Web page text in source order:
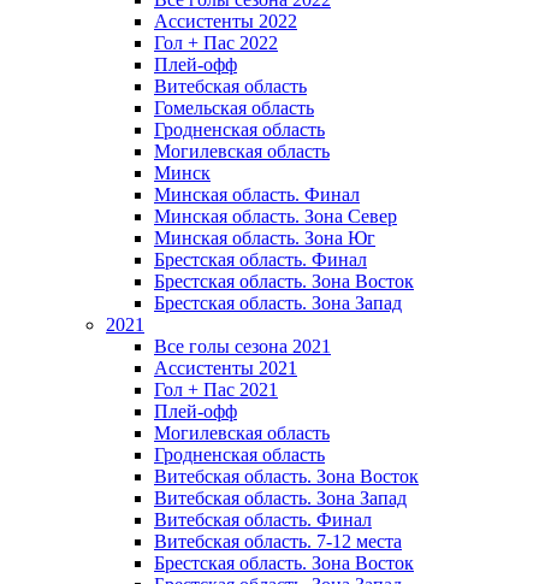
Ассистенты 2022
Гол + Пас 2022
Плей-офф
Витебская область
Гомельская область
Гродненская область
Могилевская область
Минск
Mинская область. Финал
Минская область. Зона Север
Минская область. Зона Юг
Брестская область. Финал
Брестская область. Зона Восток
Брестская область. Зона Запад
2021
Все голы сезона 2021
Ассистенты 2021
Гол + Пас 2021
Плей-офф
Могилевская область
Гродненская область
Витебская область. Зона Восток
Витебская область. Зона Запад
Витебская область. Финал
Витебская область. 7-12 места
Брестская область. Зона Восток